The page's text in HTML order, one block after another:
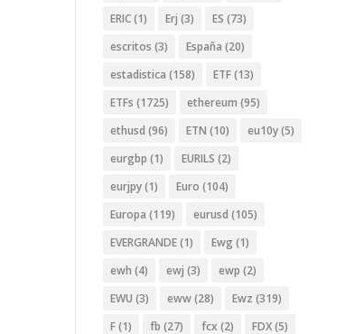
ERIC(1) Erj (3) ES (73)
escritos (3) España (20)
estadistica (158) ETF(13)
ETFs (1725) ethereum (95)
ethusd (96) ETN (10) eu10y(5)
eurgbp (1) EURILS (2)
eurjpy(1) Euro (104)
Europa (119) eurusd (105)
EVERGRANDE(1) Ewg (1)
ewh (4) ewj (3) ewp (2)
EWU (3) eww(28) Ewz (319)
F(1) fb (27) fcx (2) FDX(5)